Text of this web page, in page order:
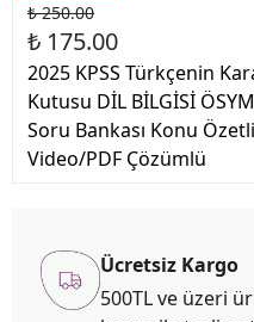
₺ 250.00
₺ 175.00
2025 KPSS Türkçenin
Kutusu DİL BİLGİSİ ÖSYM
Soru Bankası Konu Özetli
Video/PDF Çözümlü
Ücretsiz Kargo
500TL ve üzeri